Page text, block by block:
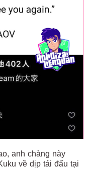
anh chàng này
về dịp tái đấu tại